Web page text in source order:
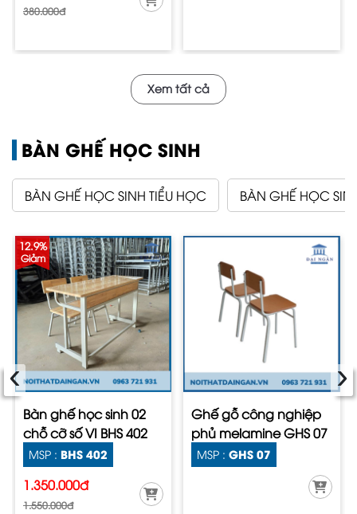
380.000đ
Xem tất cả
BÀN GHẾ HỌC SINH
BÀN GHẾ HỌC SINH TIỂU HỌC BÀN GHẾ HỌC
12.9%
Giảm
Bàn ghế học sinh 02
chỗ cỡ số VI BHS 402
MSP : BHS 402
1.350.000đ
1.550.000đ
Ghế gỗ công nghiệp
phủ melamine GHS 07
MSP : GHS 07
‹ ›